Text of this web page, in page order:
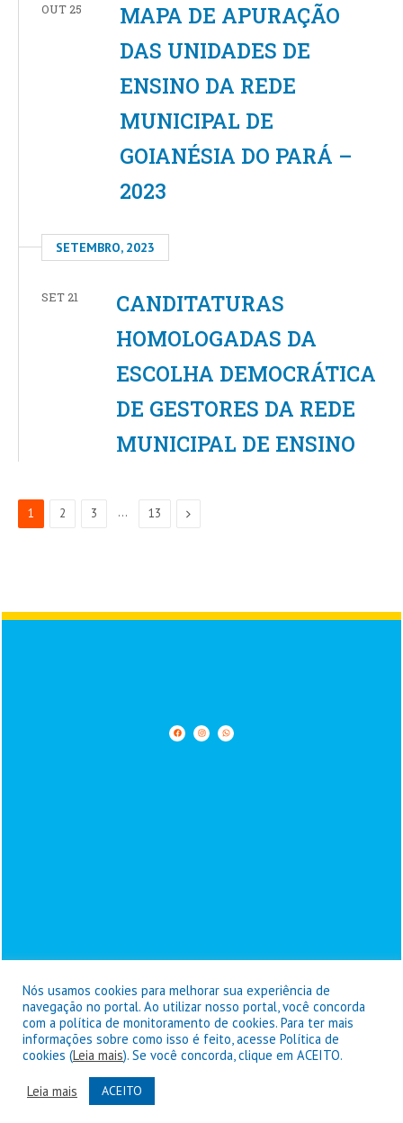
OUT 25
MAPA DE APURAÇÃO
DAS UNIDADES DE
ENSINO DA REDE
MUNICIPAL DE
GOIANÉSIA DO PARÁ –
2023
SETEMBRO, 2023
SET 21
CANDITATURAS
HOMOLOGADAS DA
ESCOLHA DEMOCRÁTICA
DE GESTORES DA REDE
MUNICIPAL DE ENSINO
1 2 3 … 13 Next
Prefeitura de Goianésia do Pará - © Copyright 2026 / Todos os
direitos reservados
Nós usamos cookies para melhorar sua experiência de
navegação no portal. Ao utilizar nosso portal, você concorda
com a política de monitoramento de cookies. Para ter mais
informações sobre como isso é feito, acesse Política de
cookies (Leia mais). Se você concorda, clique em ACEITO.
Leia mais ACEITO